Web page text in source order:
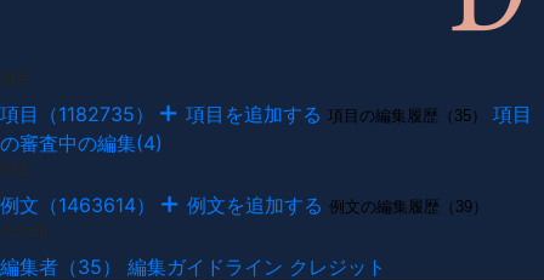
項目（1182735） 項目を追加する 項目の編集履歴（35）
項目
の審査中の編集(4)
例文（1463614） 例文を追加する 例文の編集履歴（39）
編集者（35） 編集ガイドライン クレジット